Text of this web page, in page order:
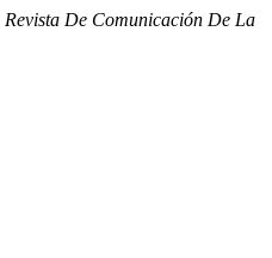
Revista De Comunicación De La